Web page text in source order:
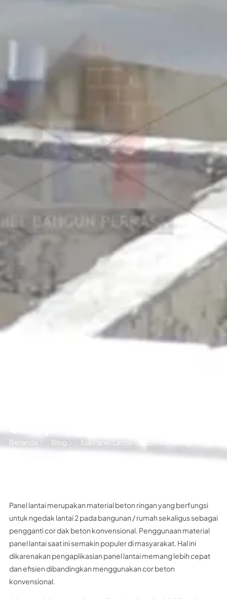
Beranda Blog Jual Panel Lantai Citicon Sampang
Panel lantai merupakan material beton ringan yang berfungsi
untuk ngedak lantai 2 pada bangunan / rumah sekaligus sebagai
pengganti cor dak beton konvensional. Penggunaan material
panel lantai saat ini semakin populer di masyarakat. Hal ini
dikarenakan pengaplikasian panel lantai memang lebih cepat
dan efisien dibandingkan menggunakan cor beton
konvensional.